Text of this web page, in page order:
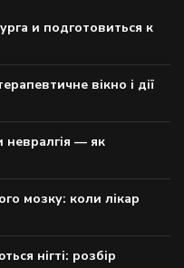
и подготовиться к
вікно і дії
невралгія — як
мозку: коли лікар
нігті: розбір